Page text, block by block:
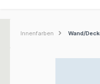
Innenfarben Wand/